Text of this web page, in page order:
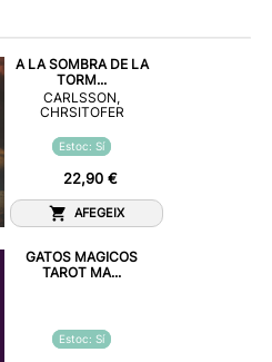
A LA SOMBRA DE LA
TORM...
CARLSSON,
CHRSITOFER
Estoc: Sí
22,90 €
AFEGEIX
GATOS MAGICOS
TAROT MA...
Estoc: Sí